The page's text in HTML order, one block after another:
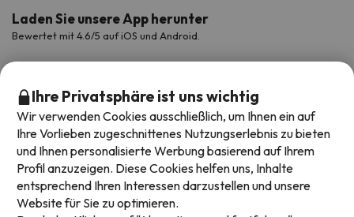
Laden Sie unsere App herunter
Bewertet mit 4.6/5 auf iOS und Android.
Verfügbare Zahlungsarten
Ihre Privatsphäre ist uns wichtig
Wir verwenden Cookies ausschließlich, um Ihnen ein auf
Ihre Vorlieben zugeschnittenes Nutzungserlebnis zu bieten
und Ihnen personalisierte Werbung basierend auf Ihrem
Profil anzuzeigen. Diese Cookies helfen uns, Inhalte
entsprechend Ihren Interessen darzustellen und unsere
Website für Sie zu optimieren.